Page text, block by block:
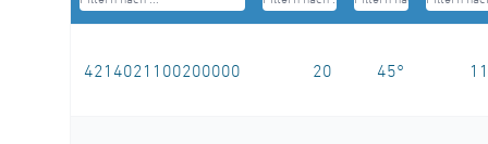
4214021100200000 20 45° 11